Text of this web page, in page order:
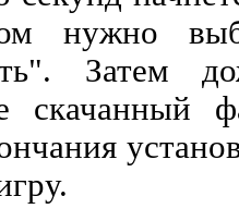
нужно
Затем
скачанный